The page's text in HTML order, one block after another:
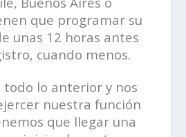
que programar su
unas 12 horas antes
cuando menos.
todo lo anterior y nos
nuestra función
que llegar una